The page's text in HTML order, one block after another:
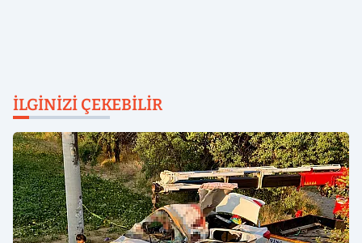
İLGINIZI ÇEKEBILIR